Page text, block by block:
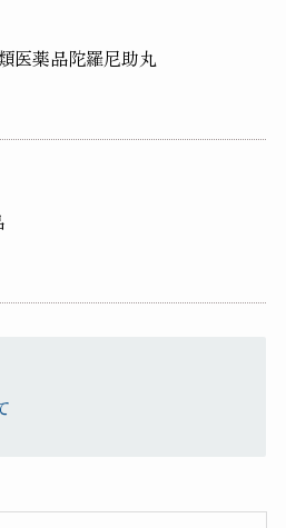
医薬品陀羅尼助丸